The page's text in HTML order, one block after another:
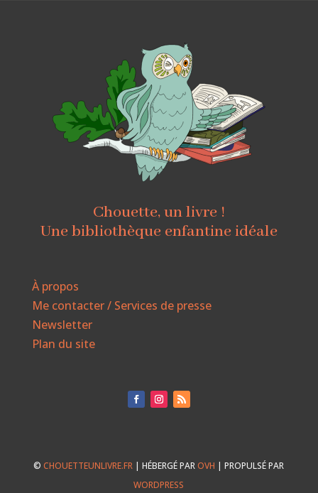
Chouette, un livre !
Une bibliothèque enfantine idéale
À propos
Me contacter / Services de presse
Newsletter
Plan du site
©CHOUETTEUNLIVRE.FR | HÉBERGÉ PAROVH | PROPULSÉ PAR
WORDPRESS